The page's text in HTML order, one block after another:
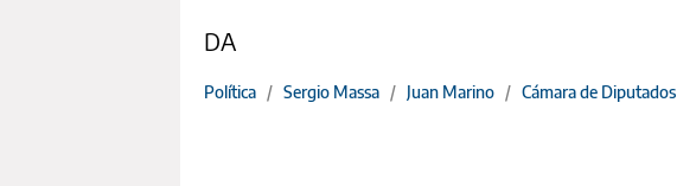
DA
Política / Sergio Massa / Juan Marino / Cámara de Diputados